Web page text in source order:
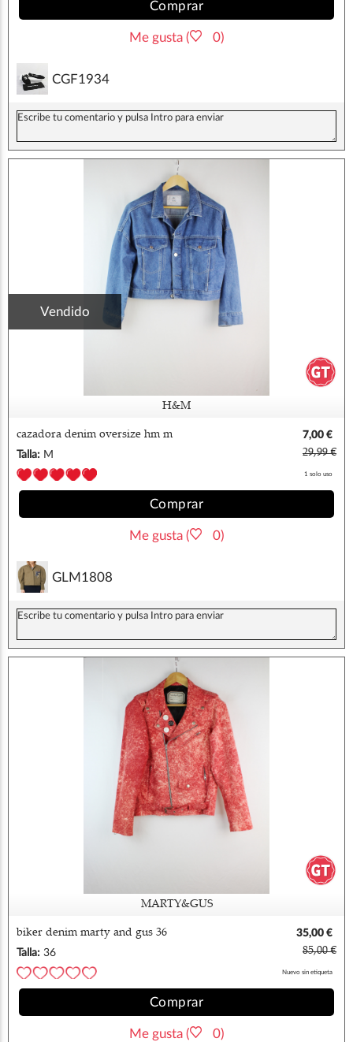
Comprar
Me gusta ( 0)
CGF1934
Vendido
H&M
cazadora denim oversize hm m
7,00 €
Talla: M 29,99 €
1 solo uso
Comprar
Me gusta ( 0)
GLM1808
MARTY&GUS
biker denim marty and gus 36
35,00 €
Talla: 36 85,00 €
Nuevo sin etiqueta
Comprar
Me gusta ( 0)